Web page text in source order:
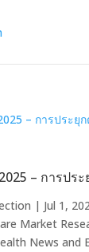
– การปร
| Jul 1,
Market
News and